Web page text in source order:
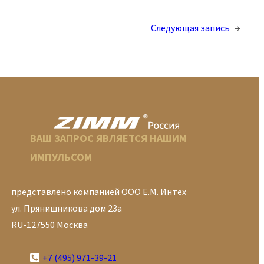
Следующая запись →
ВАШ ЗАПРОС ЯВЛЯЕТСЯ НАШИМ
ИМПУЛЬСОМ
представлено компанией ООО Е.М. Интех
ул. Прянишникова дом 23а
RU-127550 Москва
+7 (495) 971-39-21